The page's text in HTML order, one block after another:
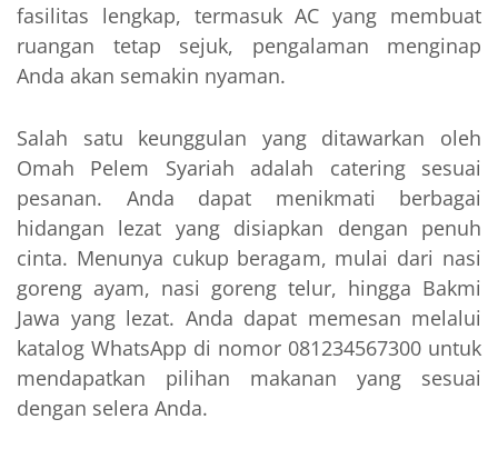
fasilitas lengkap, termasuk AC yang membuat
ruangan tetap sejuk, pengalaman menginap
Anda akan semakin nyaman.
Salah satu keunggulan yang ditawarkan oleh
Omah Pelem Syariah adalah catering sesuai
pesanan. Anda dapat menikmati berbagai
hidangan lezat yang disiapkan dengan penuh
cinta. Menunya cukup beragam, mulai dari nasi
goreng ayam, nasi goreng telur, hingga Bakmi
Jawa yang lezat. Anda dapat memesan melalui
katalog WhatsApp di nomor 081234567300 untuk
mendapatkan pilihan makanan yang sesuai
dengan selera Anda.